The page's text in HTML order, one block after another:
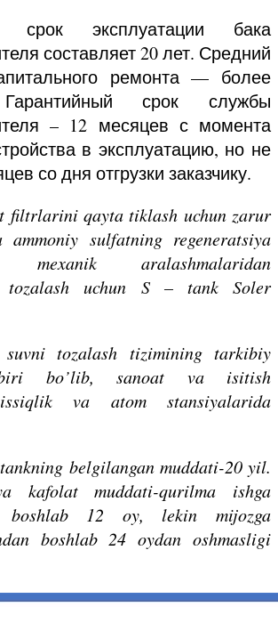
срок эксплуатации бака
составляет 20 лет. Средний
ремонта — более
срок службы
– 12 месяцев с момента
в эксплуатацию, но не
со дня отгрузки заказчику.
filtrlarini qayta tiklash uchun zarur
ammoniy sulfatning regeneratsiya
mexanik aralashmalaridan
tozalash uchun S – tank Soler
suvni tozalash tizimining tarkibiy
bo’lib, sanoat va isitish
va atom stansiyalarida
belgilangan muddati-20 yil.
kafolat muddati-qurilma ishga
boshlab 12 oy, lekin mijozga
boshlab 24 oydan oshmasligi